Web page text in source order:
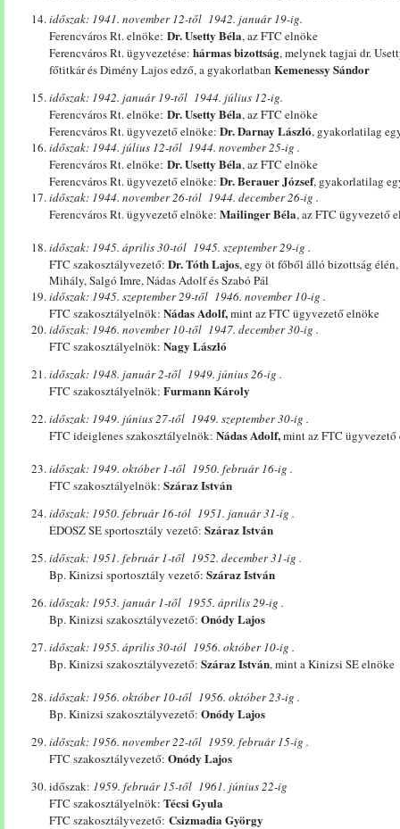
időszak: 1941. november 12-től 1942. január 19-ig.
Ferencváros Rt. elnöke: Dr. Usetty Béla, az FTC elnöke
Ferencváros Rt. ügyvezetése: hármas bizottság, melynek tagjai dr.
főtitkár és Dimény Lajos edző, a gyakorlatban Kemenessy Sándor
időszak: 1942. január 19-től 1944. július 12-ig.
Ferencváros Rt. elnöke: Dr. Usetty Béla, az FTC elnöke
Ferencváros Rt. ügyvezető elnöke: Dr. Darnay László, gyakorlatilag
időszak: 1944. július 12-től 1944. november 25-ig .
Ferencváros Rt. elnöke: Dr. Usetty Béla, az FTC elnöke
Ferencváros Rt. ügyvezető elnöke: Dr. Berauer József, gyakorlatilag
időszak: 1944. november 26-tól 1944. december 26-ig .
Ferencváros Rt. ügyvezető elnöke: Mailinger Béla, az FTC ügyvezető
időszak: 1945. április 30-tól 1945. szeptember 29-ig .
FTC szakosztályvezető: Dr. Tóth Lajos, egy öt főből álló bizottság
Mihály, Salgó Imre, Nádas Adolf és Szabó Pál
időszak: 1945. szeptember 29-től 1946. november 10-ig .
FTC szakosztályelnök: Nádas Adolf,mint az FTC ügyvezető elnöke
időszak: 1946. november 10-től 1947. december 30-ig .
FTC szakosztályelnök: Nagy László
időszak: 1948. január 2-től 1949. június 26-ig .
FTC szakosztályelnök: Furmann Károly
időszak: 1949. június 27-től 1949. szeptember 30-ig .
FTC ideiglenes szakosztályelnök: Nádas Adolf,mint az FTC ügyvezető
időszak: 1949. október 1-től 1950. február 16-ig .
FTC szakosztályelnök: Száraz István
időszak: 1950. február 16-tól 1951. január 31-ig .
ÉDOSZ SE sportosztály vezető: Száraz István
időszak: 1951. február 1-től 1952. december 31-ig .
Bp. Kinizsi sportosztály vezető: Száraz István
időszak: 1953. január 1-től 1955. április 29-ig .
Bp. Kinizsi szakosztályvezető: Onódy Lajos
időszak: 1955. április 30-tól 1956. október 10-ig .
Bp. Kinizsi szakosztályvezető: Száraz István, mint a Kinizsi SE elnöke
időszak: 1956. október 10-től 1956. október 23-ig .
Bp. Kinizsi szakosztályvezető: Onódy Lajos
időszak: 1956. november 22-től 1959. február 15-ig .
FTC szakosztályvezető: Onódy Lajos
időszak: 1959. február 15-től 1961. június 22-ig
FTC szakosztályelnök: Técsi Gyula
FTC szakosztályvezető: Csizmadia György